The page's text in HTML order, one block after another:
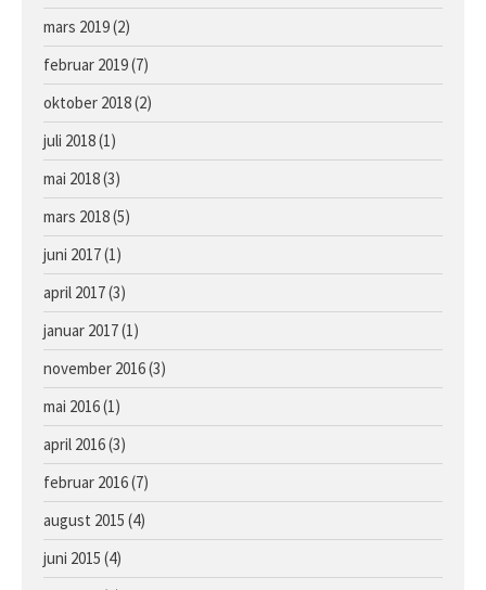
mars 2019(2)
februar 2019(7)
oktober 2018(2)
juli 2018(1)
mai 2018(3)
mars 2018(5)
juni 2017(1)
april 2017(3)
januar 2017(1)
november 2016(3)
mai 2016(1)
april 2016(3)
februar 2016(7)
august 2015 (4)
juni 2015 (4)